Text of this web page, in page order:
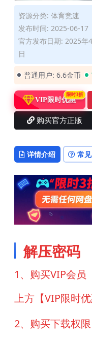
资源分类: 体育竞速
发布时间: 2025-06-17
官方发布日期: 2025年
日
普通用户: 6.6金币
VIP限时优惠
限时3折
购买官方正版
详情介绍 常
解压密码
1、购买VIP会员
上方【VIP限时
2、购买下载权